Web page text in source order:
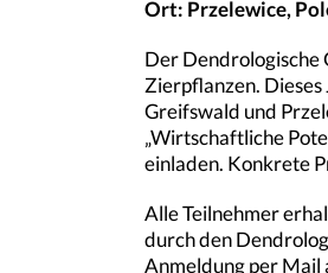
Ort: Przelewice,
Der Dendrologische
Zierpflanzen. Dieses
Greifswald und
„Wirtschaftliche
einladen. Konkrete
Alle Teilnehmer
durch den
Anmeldung per Mail